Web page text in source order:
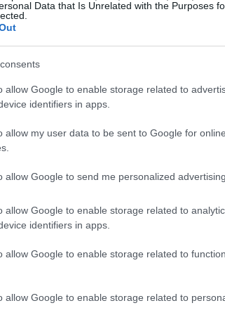
Data that Is Unrelated with the Purposes
allow Google to enable storage related to
identifiers in apps.
allow my user data to be sent to Google for
allow Google to send me personalized advertising.
allow Google to enable storage related to
identifiers in apps.
allow Google to enable storage related to
allow Google to enable storage related to
exacta depende de tu país: en el
ayude con tus estudios. La ayuda
año, la beca se concede para un
de 33 países europeos.
de música, un conservatorio o una